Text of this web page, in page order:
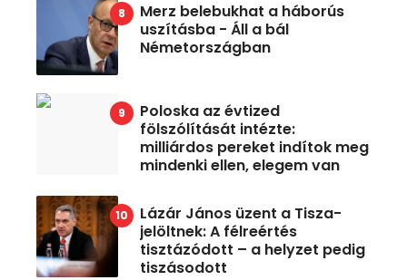
Merz belebukhat a háborús
uszításba - Áll a bál
Németországban
Poloska az évtized
fölszólítását intézte:
milliárdos pereket indítok meg
mindenki ellen, elegem van
Lázár János üzent a Tisza-
jelöltnek: A félreértés
tisztázódott – a helyzet pedig
tiszásodott